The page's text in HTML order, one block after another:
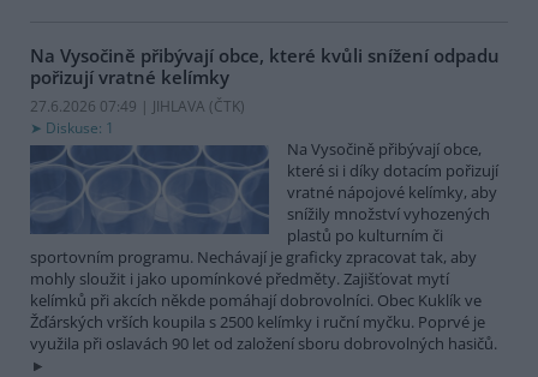
Na Vysočině přibývají obce, které kvůli snížení odpadu
pořizují vratné kelímky
27.6.2026 07:49 | JIHLAVA (ČTK)
Diskuse: 1
Na Vysočině přibývají obce,
které si i díky dotacím pořizují
vratné nápojové kelímky, aby
snížily množství vyhozených
plastů po kulturním či
sportovním programu. Nechávají je graficky zpracovat tak, aby
mohly sloužit i jako upomínkové předměty. Zajišťovat mytí
kelímků při akcích někde pomáhají dobrovolníci. Obec Kuklík ve
Žďárských vrších koupila s 2500 kelímky i ruční myčku. Poprvé je
využila při oslavách 90 let od založení sboru dobrovolných hasičů.